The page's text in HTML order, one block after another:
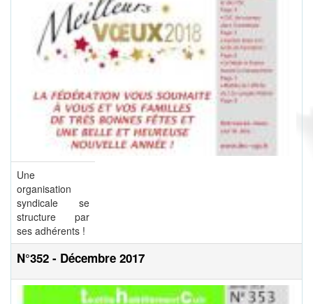
Une
organisation
syndicale se
structure par
ses adhérents !
N°352 - Décembre 2017